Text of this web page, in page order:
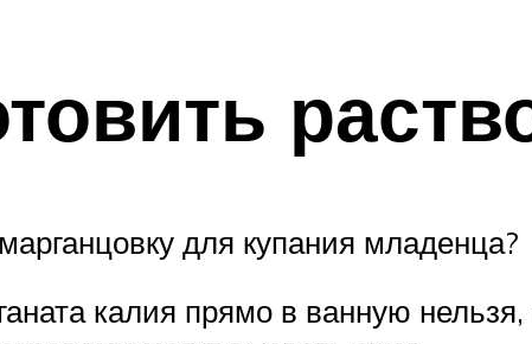
для купания младенца?
калия прямо в ванную